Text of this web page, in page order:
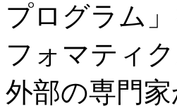
プログラム
フォマティ
外部の専門